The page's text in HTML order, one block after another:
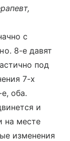
с
8-е давят
под
7-х
оба.
и
на месте
изменения